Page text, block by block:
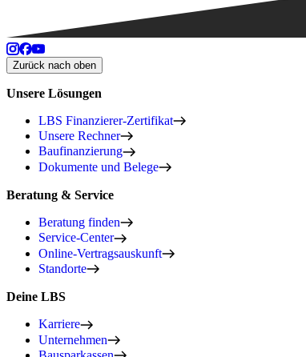
Zurück nach oben
Unsere Lösungen
LBS Finanzierer-Zertifikat
Unsere Rechner
Baufinanzierung
Dokumente und Belege
Beratung & Service
Beratung finden
Service-Center
Online-Vertragsauskunft
Standorte
Deine LBS
Karriere
Unternehmen